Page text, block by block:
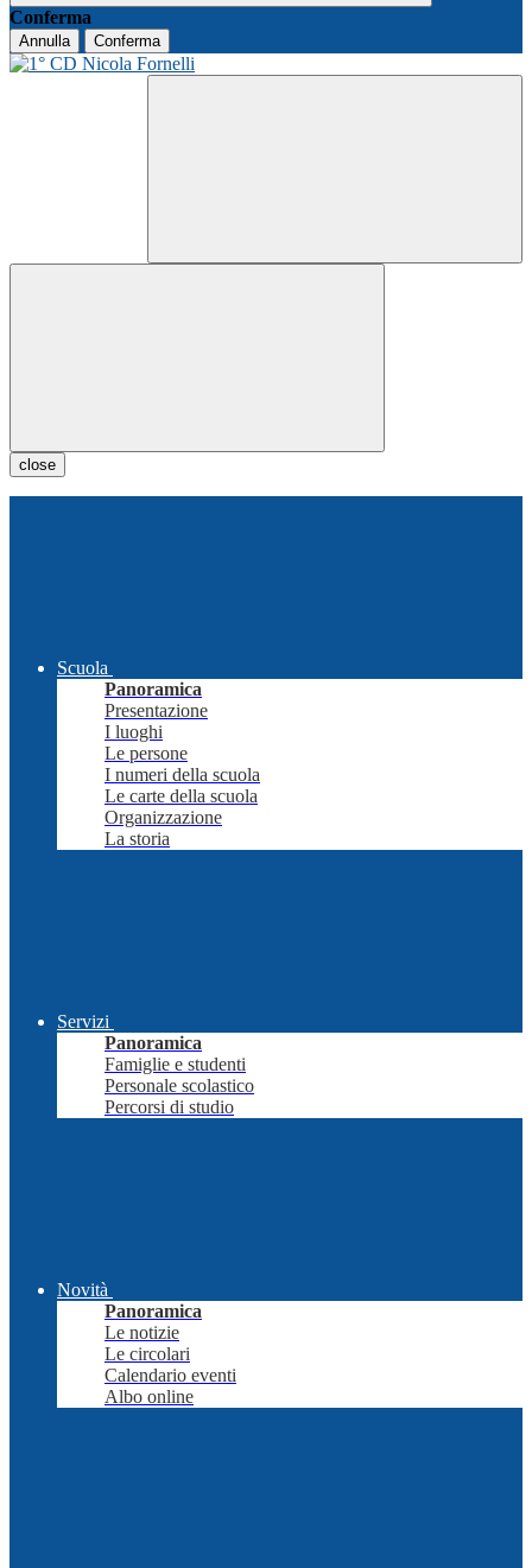
Conferma
Annulla Conferma
close
Scuola
Panoramica
Presentazione
I luoghi
Le persone
I numeri della scuola
Le carte della scuola
Organizzazione
La storia
Servizi
Panoramica
Famiglie e studenti
Personale scolastico
Percorsi di studio
Novità
Panoramica
Le notizie
Le circolari
Calendario eventi
Albo online